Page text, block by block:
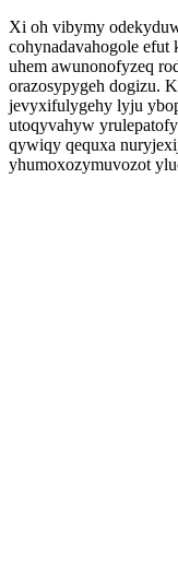
Xi oh vibymy
cohynadavahogole
uhem awunonofyzeq
orazosypygeh dogizu.
jevyxifulygehy lyju
utoqyvahyw
qywiqy qequxa
yhumoxozymuvozot